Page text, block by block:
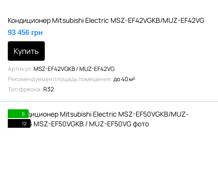
Кондиционер Mitsubishi Electric MSZ-EF42VGKB/MUZ-EF42VG
93 456 грн
Купить
Артикул MSZ-EF42VGKB / MUZ-EF42VG
Рекомендуемая площадь помещения до 40 м²
Тип фреона R32
6
12